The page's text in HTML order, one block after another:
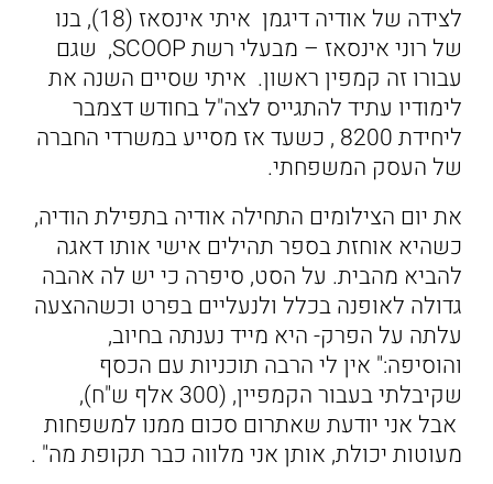
לצידה של אודיה דיגמן איתי אינסאז (18), בנו
של רוני אינסאז – מבעלי רשת SCOOP, שגם
עבורו זה קמפין ראשון. איתי שסיים השנה את
לימודיו עתיד להתגייס לצה"ל בחודש דצמבר
ליחידת 8200 , כשעד אז מסייע במשרדי החברה
של העסק המשפחתי.
את יום הצילומים התחילה אודיה בתפילת הודיה,
כשהיא אוחזת בספר תהילים אישי אותו דאגה
להביא מהבית. על הסט, סיפרה כי יש לה אהבה
גדולה לאופנה בכלל ולנעליים בפרט וכשההצעה
עלתה על הפרק- היא מייד נענתה בחיוב,
והוסיפה:" אין לי הרבה תוכניות עם הכסף
שקיבלתי בעבור הקמפיין, (300 אלף ש"ח),
אבל אני יודעת שאתרום סכום ממנו למשפחות
מעוטות יכולת, אותן אני מלווה כבר תקופת מה" .